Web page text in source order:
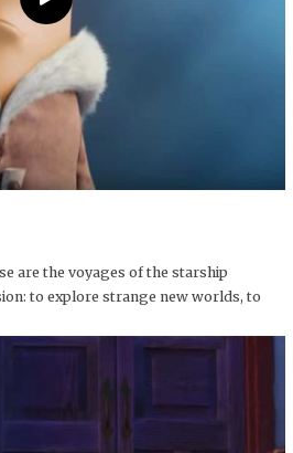
are the voyages of the starship
to explore strange new worlds, to